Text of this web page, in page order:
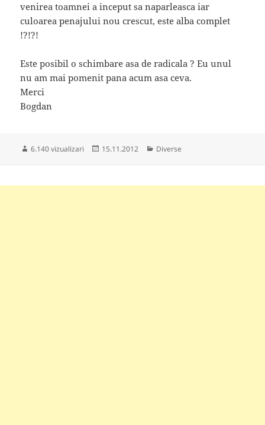
venirea toamnei a inceput sa naparleasca iar
culoarea penajului nou crescut, este alba complet
!?!?!
Este posibil o schimbare asa de radicala ? Eu unul
nu am mai pomenit pana acum asa ceva.
Merci
Bogdan
6.140 vizualizari
Publicat
15.11.2012 Categorii
Diverse